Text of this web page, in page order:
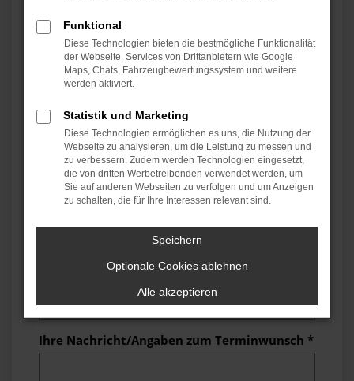
Nachname *
Firma
Ihre Nachricht/Angaben zum Terminwunsch *
Funktional
Diese Technologien bieten die bestmögliche Funktionalität
der Webseite. Services von Drittanbietern wie Google
Maps, Chats, Fahrzeugbewertungssystem und weitere
werden aktiviert.
Statistik und Marketing
Diese Technologien ermöglichen es uns, die Nutzung der
Webseite zu analysieren, um die Leistung zu messen und
zu verbessern. Zudem werden Technologien eingesetzt,
die von dritten Werbetreibenden verwendet werden, um
Sie auf anderen Webseiten zu verfolgen und um Anzeigen
zu schalten, die für Ihre Interessen relevant sind.
Speichern
Optionale Cookies ablehnen
Alle akzeptieren